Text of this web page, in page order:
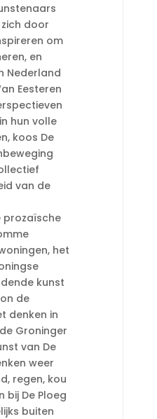
zich door
om
en
Nederland
Eesteren
hun volle
koos De
van de
prozaïsche
het
kunst
de
denken in
Groninger
van De
weer
regen, kou
bij De Ploeg
buiten